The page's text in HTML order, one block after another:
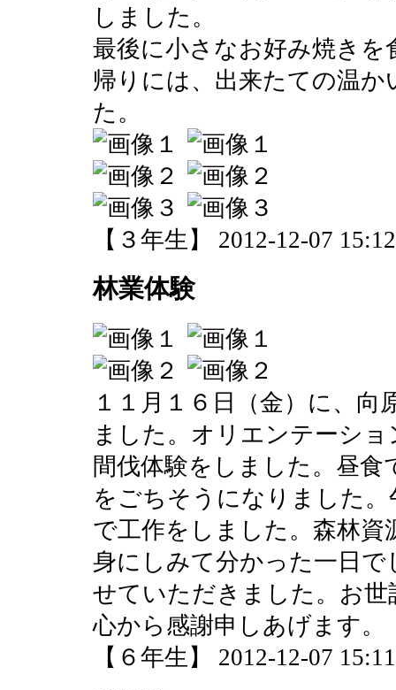
しました。
最後に小さなお好み焼き
帰りには、出来たての温
た。
【３年生】 2012-12-07
林業体験
１１月１６日（金）に、
ました。オリエンテーシ
間伐体験をしました。昼
をごちそうになりました
で工作をしました。森林
身にしみて分かった一日
せていただきました。お
心から感謝申しあげます。
【６年生】 2012-12-07